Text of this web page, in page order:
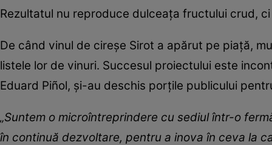
Rezultatul nu reproduce dulceața fructului crud,
De când vinul de cireșe Sirot a apărut pe piață,
listele lor de vinuri. Succesul proiectului este
Eduard Piñol, și-au deschis porțile publicului
„Suntem o microîntreprindere cu sediul într-o
în continuă dezvoltare, pentru a inova în ceva la